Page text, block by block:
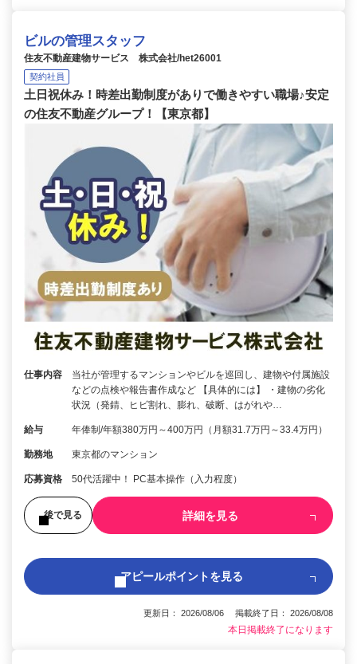
ビルの管理スタッフ
住友不動産建物サービス 株式会社/het26001
契約社員
土日祝休み！時差出勤制度がありで働きやすい職場♪安定
の住友不動産グループ！【東京都】
仕事内容
当社が管理するマンションやビルを巡回し、建物や付属施設
などの点検や報告書作成など 【具体的には】 ・建物の劣化
状況（発錆、ヒビ割れ、膨れ、破断、はがれや…
給与 年俸制/年額380万円～400万円（月額31.7万円～33.4万円）
勤務地 東京都のマンション
応募資格 50代活躍中！ PC基本操作（入力程度）
後で見る 詳細を見る
アピールポイントを見る
更新日： 2026/08/06 掲載終了日： 2026/08/08
本日掲載終了になります